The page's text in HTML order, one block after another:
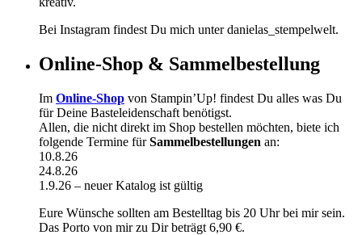
Bei Instagram findest Du mich unter danielas_stempelwelt.
Online-Shop & Sammelbestellung
Im Online-Shop von Stampin’Up! findest Du alles was Du
für Deine Basteleidenschaft benötigst.
Allen, die nicht direkt im Shop bestellen möchten, biete ich
folgende Termine fürSammelbestellungen an:
10.8.26
24.8.26
1.9.26 – neuer Katalog ist gültig
Eure Wünsche sollten am Bestelltag bis 20 Uhr bei mir sein.
Das Porto von mir zu Dir beträgt 6,90 €.